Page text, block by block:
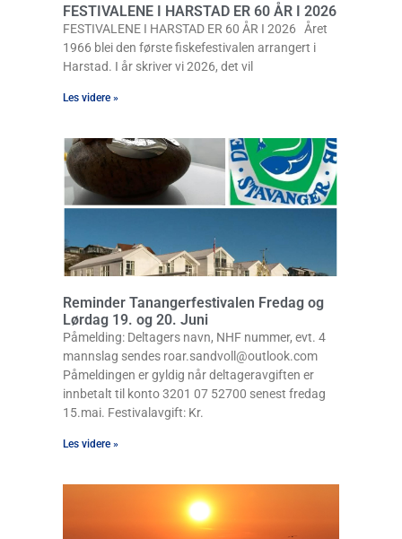
FESTIVALENE I HARSTAD ER 60 ÅR I 2026
FESTIVALENE I HARSTAD ER 60 ÅR I 2026 Året
1966 blei den første fiskefestivalen arrangert i
Harstad. I år skriver vi 2026, det vil
Les videre »
Reminder Tanangerfestivalen Fredag og
Lørdag 19. og 20. Juni
Påmelding: Deltagers navn, NHF nummer, evt. 4
mannslag sendes roar.sandvoll@outlook.com
Påmeldingen er gyldig når deltageravgiften er
innbetalt til konto 3201 07 52700 senest fredag
15.mai. Festivalavgift: Kr.
Les videre »